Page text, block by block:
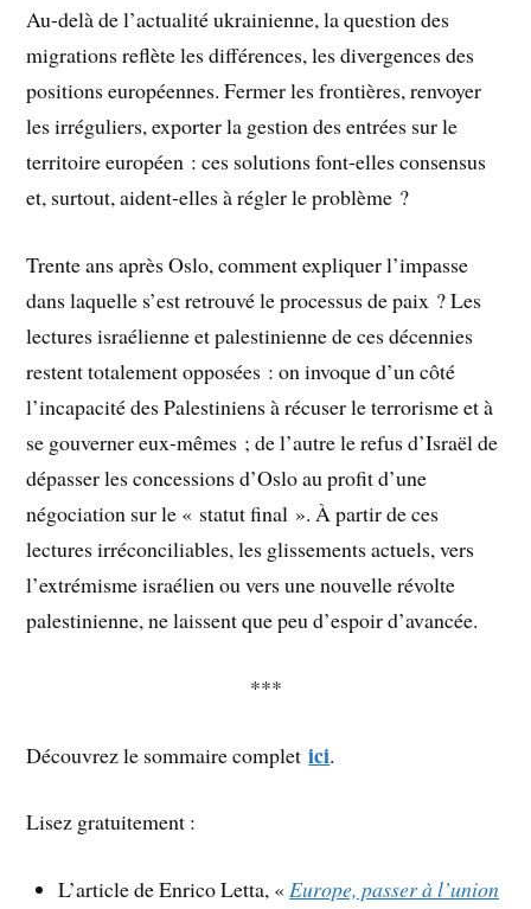
Au-delà de l’actualité ukrainienne, la question des
migrations reflète les différences, les divergences des
positions européennes. Fermer les frontières, renvoyer
les irréguliers, exporter la gestion des entrées sur le
territoire européen : ces solutions font-elles consensus
et, surtout, aident-elles à régler le problème ?
Trente ans après Oslo, comment expliquer l’impasse
dans laquelle s’est retrouvé le processus de paix ? Les
lectures israélienne et palestinienne de ces décennies
restent totalement opposées : on invoque d’un côté
l’incapacité des Palestiniens à récuser le terrorisme et à
se gouverner eux-mêmes ; de l’autre le refus d’Israël de
dépasser les concessions d’Oslo au profit d’une
négociation sur le « statut final ». À partir de ces
lectures irréconciliables, les glissements actuels, vers
l’extrémisme israélien ou vers une nouvelle révolte
palestinienne, ne laissent que peu d’espoir d’avancée.
***
Découvrez le sommaire completici.
Lisez gratuitement :
L’article de Enrico Letta, «Europe, passer à l’union